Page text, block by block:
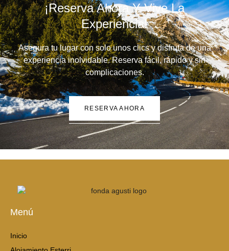
¡Reserva Ahora Y Vive La
Experiencia!
Asegura tu lugar con solo unos clics y disfruta de una
experiencia inolvidable. Reserva fácil, rápido y sin
complicaciones.
RESERVA AHORA
Menú
Inicio